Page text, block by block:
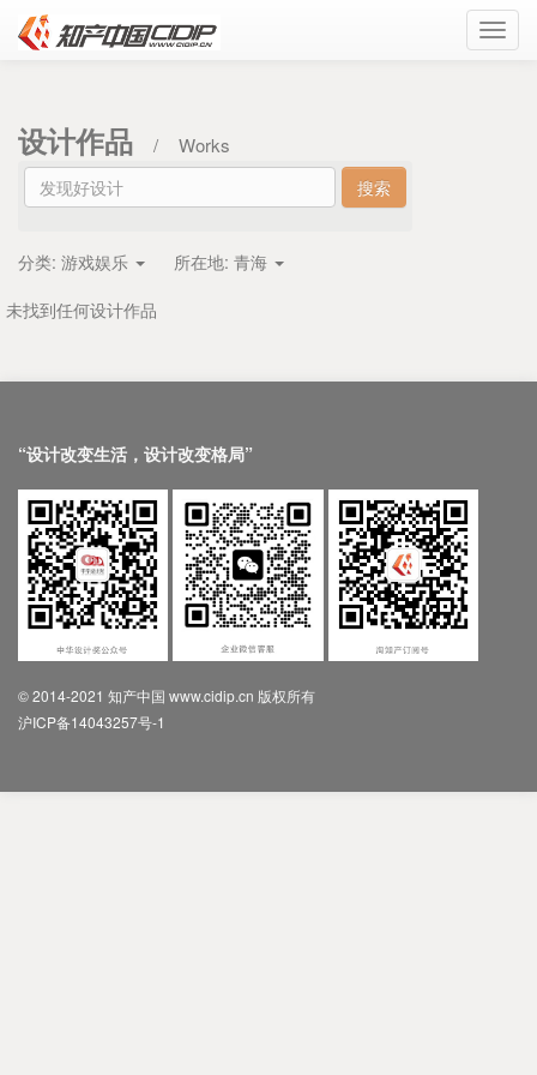
设计作品 / Works
分类: 游戏娱乐 所在地: 青海
未找到任何设计作品
“设计改变生活，设计改变格局”
© 2014-2021 知产中国 www.cidip.cn 版权所有
沪ICP备14043257号-1